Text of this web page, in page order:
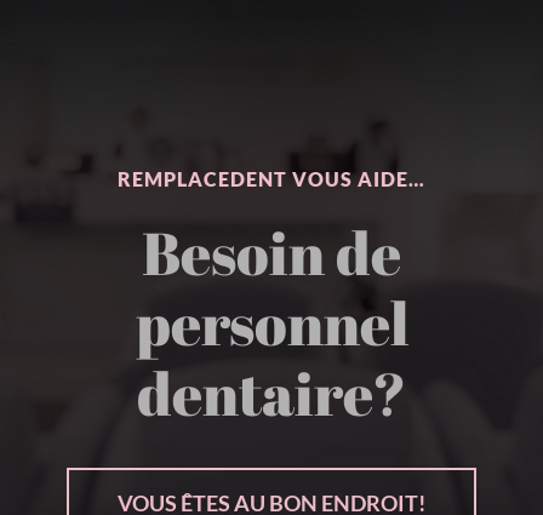
REMPLACEDENT VOUS AIDE…
Besoin de
personnel
dentaire?
VOUS ÊTES AU BON ENDROIT!